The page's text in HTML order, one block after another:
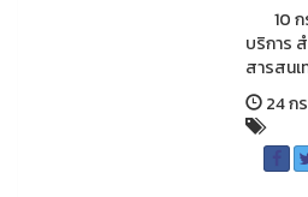
10 ก
บริการ
สารสนเ
24 กร